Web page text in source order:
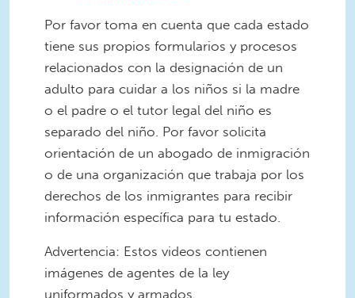
Por favor toma en cuenta que cada estado
tiene sus propios formularios y procesos
relacionados con la designación de un
adulto para cuidar a los niños si la madre
o el padre o el tutor legal del niño es
separado del niño. Por favor solicita
orientación de un abogado de inmigración
o de una organización que trabaja por los
derechos de los inmigrantes para recibir
información específica para tu estado.
Advertencia: Estos videos contienen
imágenes de agentes de la ley
uniformados y armados.